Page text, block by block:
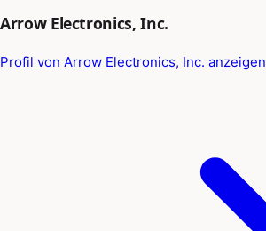
Arrow Electronics, Inc.
Profil von Arrow Electronics, Inc. anzeigen